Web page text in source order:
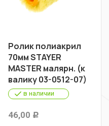
Ролик полиакрил
70мм STAYER
MASTER малярн. (к
валику 03-0512-07)
в наличии
46,00 Р